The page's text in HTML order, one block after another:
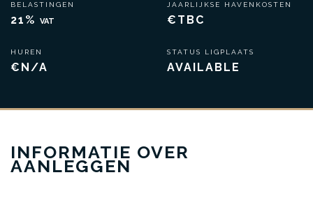
BELASTINGEN
21% VAT
HUREN
€N/A
JAARLIJKSE HAVENKOSTEN
€TBC
STATUS LIGPLAATS
AVAILABLE
INFORMATIE OVER
AANLEGGEN